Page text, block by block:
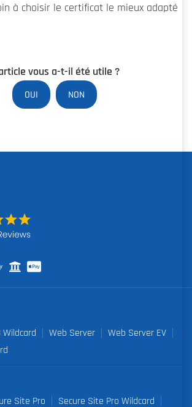
à choisir le certificat le mieux adapté
vous a-t-il été utile ?
OUI NON
Wildcard Web Server
Web Server EV
Site Pro
Secure Site Pro Wildcard